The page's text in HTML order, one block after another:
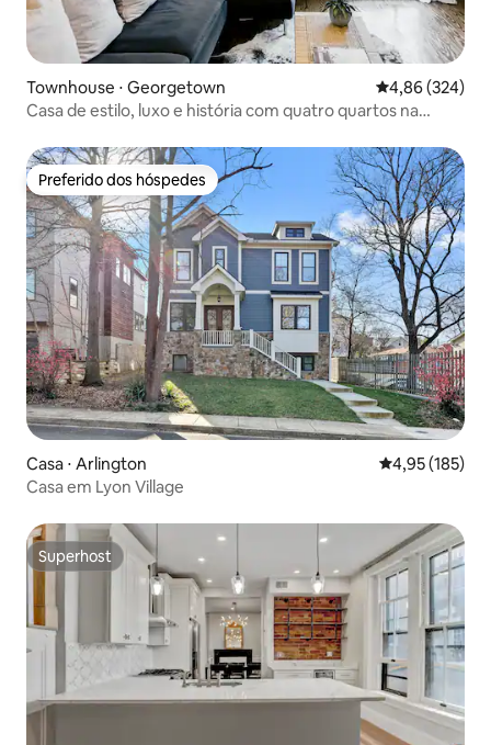
Townhouse ⋅ Georgetown 4,86 de uma
4,86 (324)
Casa de estilo, luxo e história com quatro quartos na
Preferido dos hóspedes
Preferido dos hóspedes
Casa ⋅ Arlington 4,95 de uma
4,95 (185)
Casa em Lyon Village
Superhost
Superhost